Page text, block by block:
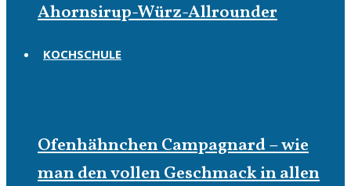
Ahornsirup-Würz-Allrounder
KOCHSCHULE
Ofenhähnchen Campagnard – wie
man den vollen Geschmack in allen